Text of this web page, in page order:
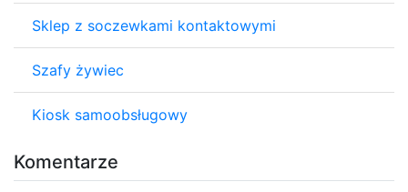
Sklep z soczewkami kontaktowymi
Szafy żywiec
Kiosk samoobsługowy
Komentarze